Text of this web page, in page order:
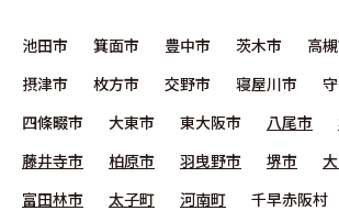
池田市 箕面市 豊中市 茨木市 高
摂津市
枚方市 交野市 寝屋川市
四條畷市
大東市 東大阪市 八尾市
藤井寺市
柏原市 羽曳野市 堺市
富田林市
太子町 河南町 千早赤阪村